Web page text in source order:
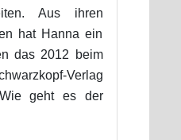
Aus ihren
hat Hanna ein
das 2012 beim
Verlag
geht es der